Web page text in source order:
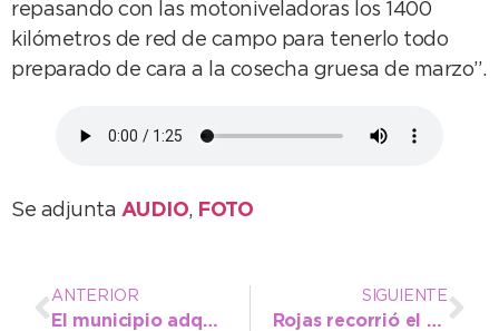
repasando con las motoniveladoras los 1400
kilómetros de red de campo para tenerlo todo
preparado de cara a la cosecha gruesa de marzo”.
Se adjunta AUDIO, FOTO
ANTERIOR
El municipio adquirió una moderna máquina para demarcar las sendas peatonales
SIGUIENTE
Rojas recorrió el Jardín Lassalle y resaltó la importancia de sumar presencialidad